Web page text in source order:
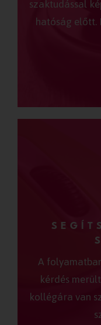
szaktudással
hatóság
A
kérdés
kollégára van